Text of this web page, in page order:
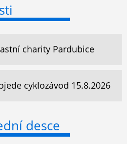
charity Pardubice
cyklozávod 15.8.2026
desce